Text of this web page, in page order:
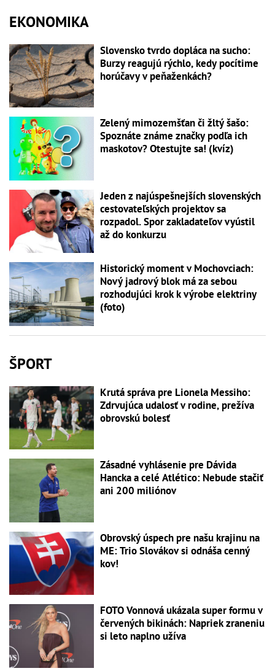
EKONOMIKA
Slovensko tvrdo dopláca na sucho:
Burzy reagujú rýchlo, kedy pocítime
horúčavy v peňaženkách?
Zelený mimozemšťan či žltý šašo:
Spoznáte známe značky podľa ich
maskotov? Otestujte sa! (kvíz)
Jeden z najúspešnejších slovenských
cestovateľských projektov sa
rozpadol. Spor zakladateľov vyústil
až do konkurzu
Historický moment v Mochovciach:
Nový jadrový blok má za sebou
rozhodujúci krok k výrobe elektriny
(foto)
ŠPORT
Krutá správa pre Lionela Messiho:
Zdrvujúca udalosť v rodine, prežíva
obrovskú bolesť
Zásadné vyhlásenie pre Dávida
Hancka a celé Atlético: Nebude stačiť
ani 200 miliónov
Obrovský úspech pre našu krajinu na
ME: Trio Slovákov si odnáša cenný
kov!
FOTO Vonnová ukázala super formu v
červených bikinách: Napriek zraneniu
si leto naplno užíva